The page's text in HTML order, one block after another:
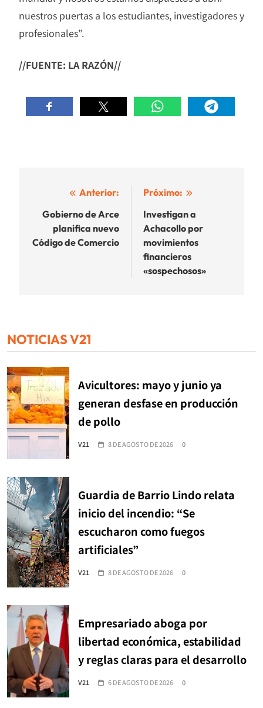
nuestros puertas a los estudiantes, investigadores y
profesionales”.
//FUENTE: LA RAZÓN//
Navegación
de
entradas
Anterior:
Gobierno de Arce
planifica nuevo
Código de Comercio
Próximo:
Investigan a
Achacollo por
movimientos
financieros
«sospechosos»
NOTICIAS V21
Avicultores: mayo y junio ya
generan desfase en producción
de pollo
V21 8 DE AGOSTO DE 2026 0
Guardia de Barrio Lindo relata
inicio del incendio: “Se
escucharon como fuegos
artificiales”
V21 8 DE AGOSTO DE 2026 0
Empresariado aboga por
libertad económica, estabilidad
y reglas claras para el desarrollo
V21 6 DE AGOSTO DE 2026 0